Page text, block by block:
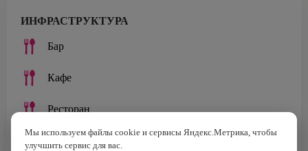
ИНФРАСТРУКТУРА
Бар
Кафе
Ресторан
Столовая
Мы используем файлы cookie и сервисы Яндекс.Метрика, чтобы
улучшить сервис для вас.